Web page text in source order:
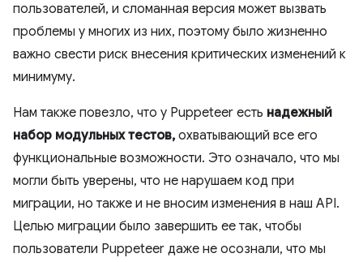
пользователей, и сломанная версия может вызвать
проблемы у многих из них, поэтому было жизненно
важно свести риск внесения критических изменений к
минимуму.
Нам также повезло, что у Puppeteer есть надежный
набор модульных тестов, охватывающий все его
функциональные возможности. Это означало, что мы
могли быть уверены, что не нарушаем код при
миграции, но также и не вносим изменения в наш API.
Целью миграции было завершить ее так, чтобы
пользователи Puppeteer даже не осознали, что мы